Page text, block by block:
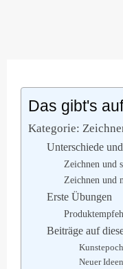
Das gibt's
Kategorie:
Unterschiede
Zeichnen und
Zeichnen und
Erste Übungen
Beiträge auf
Neuer